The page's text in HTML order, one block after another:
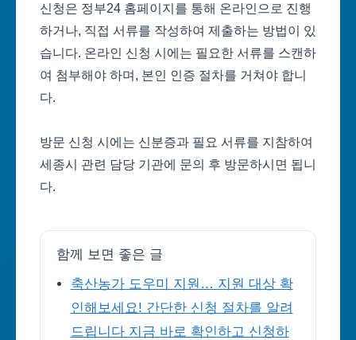
신청은 정부24 홈페이지를 통해 온라인으로 진행
하거나, 직접 서류를 작성하여 제출하는 방법이 있
습니다. 온라인 신청 시에는 필요한 서류를 스캔하
여 첨부해야 하며, 본인 인증 절차를 거쳐야 합니
다.
방문 신청 시에는 신분증과 필요 서류를 지참하여
세종시 관련 담당 기관에 문의 후 방문하시면 됩니
다.
함께 보면 좋은 글
축산농가 도우미 지원… 지원 대상 확
인해보세요! 간단한 신청 절차를 알려
드립니다 지금 바로 확인하고 신청하